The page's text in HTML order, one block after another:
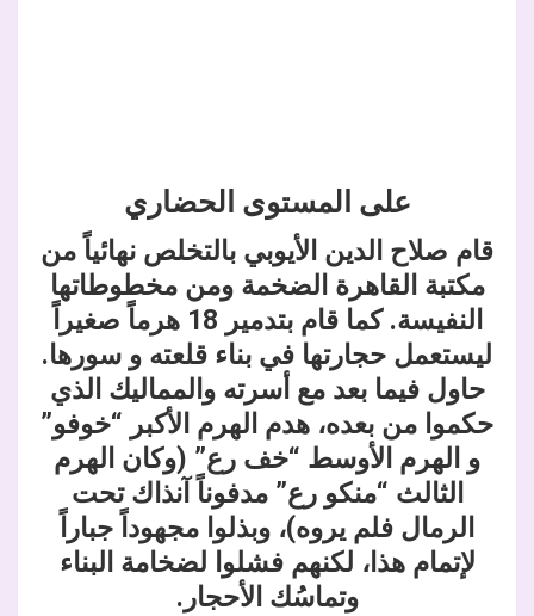
على المستوى الحضاري
قام صلاح الدين الأيوبي بالتخلص نهائياً من
مكتبة القاهرة الضخمة ومن مخطوطاتها
النفيسة. كما قام بتدمير 18 هرماً صغيراً
ليستعمل حجارتها في بناء قلعته و سورها.
حاول فيما بعد مع أسرته والمماليك الذي
حكموا من بعده، هدم الهرم الأكبر “خوفو”
و الهرم الأوسط “خف رع” (وكان الهرم
الثالث “منكو رع” مدفوناً آنذاك تحت
الرمال فلم يروه)، وبذلوا مجهوداً جباراً
لإتمام هذا، لكنهم فشلوا لضخامة البناء
وتماسُك الأحجار.